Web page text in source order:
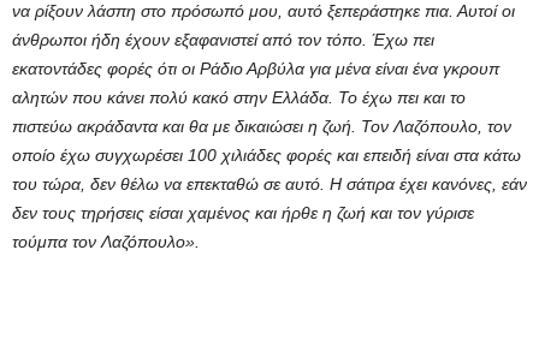
να ρίξουν λάσπη στο πρόσωπό μου, αυτό ξεπεράστηκε πια. Αυτοί οι
άνθρωποι ήδη έχουν εξαφανιστεί από τον τόπο. Έχω πει
εκατοντάδες φορές ότι οι Ράδιο Αρβύλα για μένα είναι ένα γκρουπ
αλητών που κάνει πολύ κακό στην Ελλάδα. Το έχω πει και το
πιστεύω ακράδαντα και θα με δικαιώσει η ζωή. Τον Λαζόπουλο, τον
οποίο έχω συγχωρέσει 100 χιλιάδες φορές και επειδή είναι στα κάτω
του τώρα, δεν θέλω να επεκταθώ σε αυτό. Η σάτιρα έχει κανόνες, εάν
δεν τους τηρήσεις είσαι χαμένος και ήρθε η ζωή και τον γύρισε
τούμπα τον Λαζόπουλο».